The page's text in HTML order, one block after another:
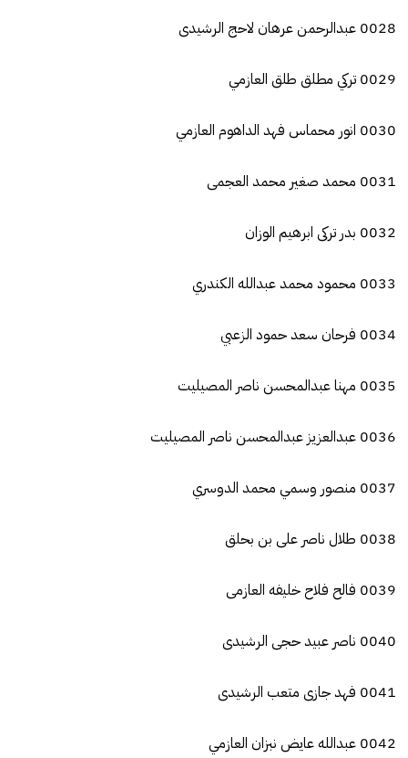
0028 عبدالرحمن عرهان لاحج الرشيدى
0029 تركي مطلق طلق العازمي
0030 انور محماس فهد الداهوم العازمي
0031 محمد صغير محمد العجمى
0032 بدر تركى ابرهيم الوزان
0033 محمود محمد عبدالله الكندري
0034 فرحان سعد حمود الزعبي
0035 مهنا عبدالمحسن ناصر المصيليت
0036 عبدالعزيز عبدالمحسن ناصر المصيليت
0037 منصور وسمي محمد الدوسري
0038 طلال ناصر على بن بحلق
0039 فالح فلاح خليفه العازمى
0040 ناصر عبيد حجى الرشيدى
0041 فهد جازى متعب الرشيدى
0042 عبدالله عايض نبزان العازمي